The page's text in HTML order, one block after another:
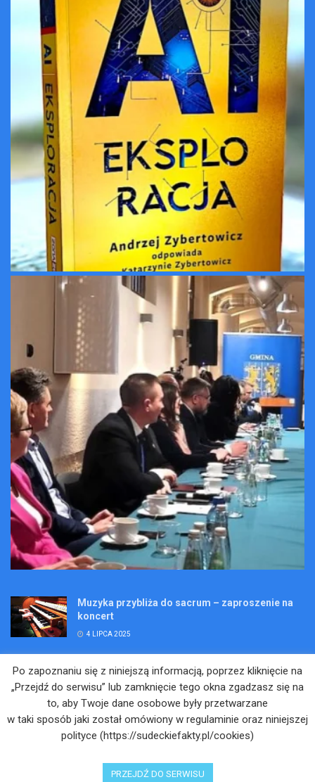
Muzyka przybliża do sacrum – zaproszenie na
koncert
4 LIPCA 2025
Kopalniane Ekspedycje
Adam Maciejczyk: „Chcemy przełamywać
bariery. Nie tylko bólu…”
Po zapoznaniu się z niniejszą informacją, poprzez kliknięcie na
„Przejdź do serwisu” lub zamknięcie tego okna zgadzasz się na
to, aby Twoje dane osobowe były przetwarzane
w taki sposób jaki został omówiony w regulaminie oraz niniejszej
polityce (https://sudeckiefakty.pl/cookies)
PRZEJDŹ DO SERWISU